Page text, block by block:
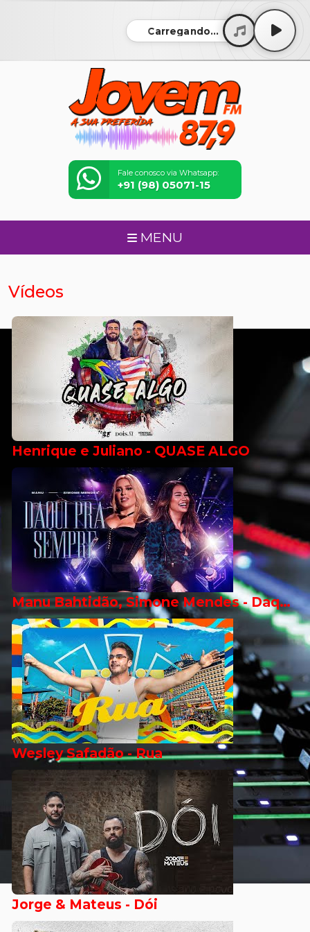
Carregando...
Fale conosco via Whatsapp:
+91 (98) 05071-15
MENU
Vídeos
Henrique e Juliano - QUASE ALGO
Manu Bahtidão, Simone Mendes - Daqui Pra Sempre
Wesley Safadão - Rua
Jorge & Mateus - Dói